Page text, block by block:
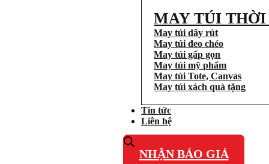
MAY TÚI
May túi dây rút
May túi đeo chéo
May túi gấp gọn
May túi mỹ phẩm
May túi Tote, Canvas
May túi xách quà tặng
Tin tức
Liên hệ
NHẬN BÁO GIÁ